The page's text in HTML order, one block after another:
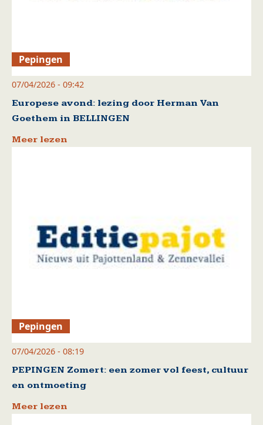
Pepingen
07/04/2026 - 09:42
Europese avond: lezing door Herman Van
Goethem in BELLINGEN
Meer lezen
Pepingen
07/04/2026 - 08:19
PEPINGEN Zomert: een zomer vol feest, cultuur
en ontmoeting
Meer lezen